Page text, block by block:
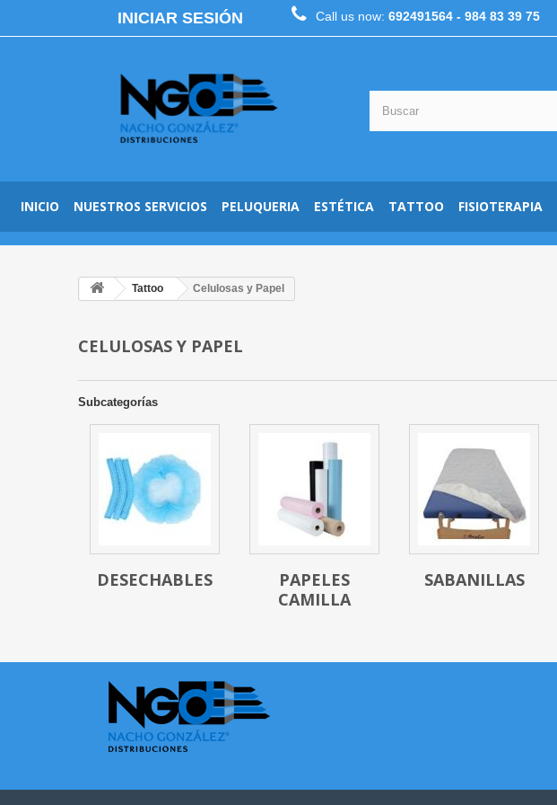
INICIAR SESIÓN Call us now: 692491564 - 984 83 39 75
INICIO NUESTROS SERVICIOS PELUQUERIA ESTÉTICA TATTOO FISIOTERAPIA
Tattoo Celulosas y Papel
CELULOSAS Y PAPEL
Subcategorías
DESECHABLES
PAPELES
CAMILLA
SABANILLAS